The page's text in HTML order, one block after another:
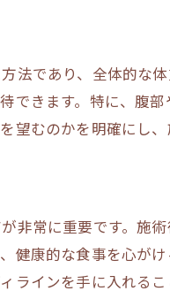
冷却の効果で理想の体
法であり、全体的な
できます。特に、腹
むのかを明確にし
非常に重要です。施
健康的な食事を心が
ラインを手に入れる